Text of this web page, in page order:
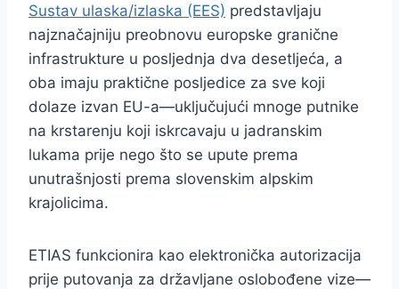
Sustav ulaska/izlaska (EES) predstavljaju
najznačajniju preobnovu europske granične
infrastrukture u posljednja dva desetljeća, a
oba imaju praktične posljedice za sve koji
dolaze izvan EU-a—uključujući mnoge putnike
na krstarenju koji iskrcavaju u jadranskim
lukama prije nego što se upute prema
unutrašnjosti prema slovenskim alpskim
krajolicima.
ETIAS funkcionira kao elektronička autorizacija
prije putovanja za državljane oslobođene vize—